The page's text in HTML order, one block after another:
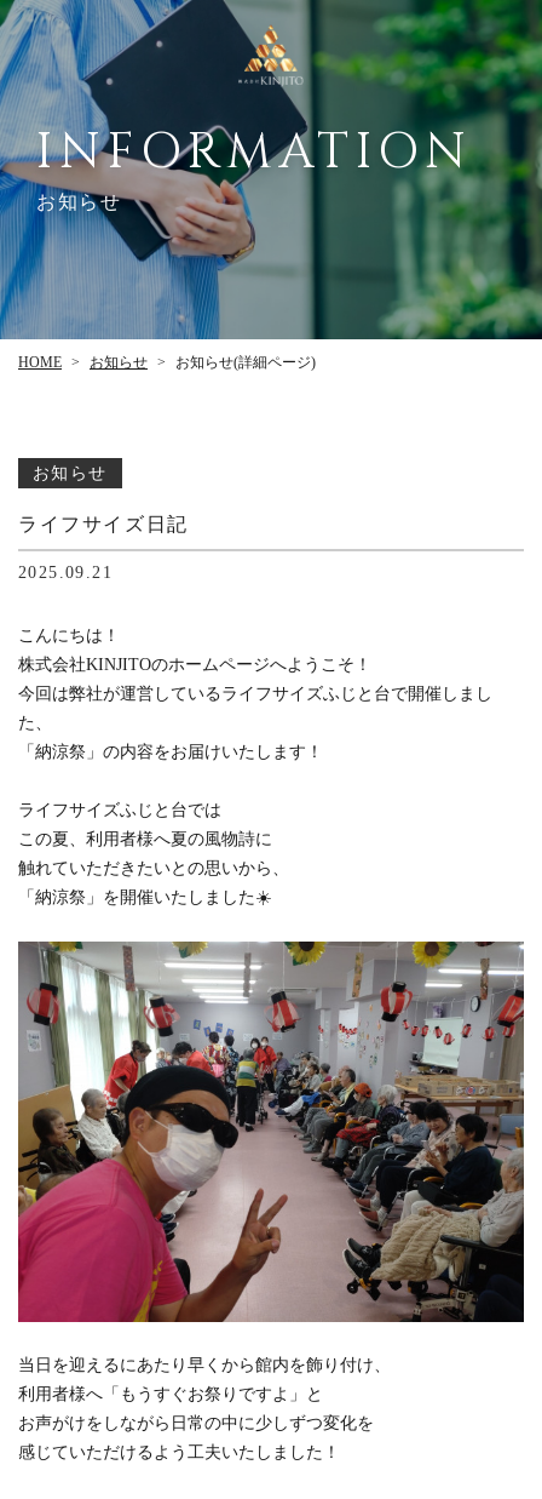
INFORMATION
お知らせ
HOME > お知らせ > お知らせ(詳細ページ)
お知らせ
ライフサイズ日記
2025.09.21
こんにちは！
株式会社KINJITOのホームページへようこそ！
今回は弊社が運営しているライフサイズふじと台で開催しまし
た、
「納涼祭」の内容をお届けいたします！
ライフサイズふじと台では
この夏、利用者様へ夏の風物詩に
触れていただきたいとの思いから、
「納涼祭」を開催いたしました☀️
当日を迎えるにあたり早くから館内を飾り付け、
利用者様へ「もうすぐお祭りですよ」と
お声がけをしながら日常の中に少しずつ変化を
感じていただけるよう工夫いたしました！